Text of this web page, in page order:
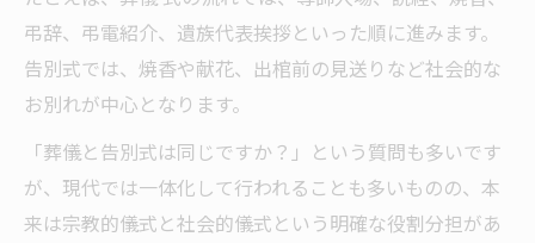
弔辞、弔電紹介、遺族代表挨拶といった順に進みます。
告別式では、焼香や献花、出棺前の見送りなど社会的な
お別れが中心となります。
「葬儀と告別式は同じですか？」という質問も多いです
が、現代では一体化して行われることも多いものの、本
来は宗教的儀式と社会的儀式という明確な役割分担があ